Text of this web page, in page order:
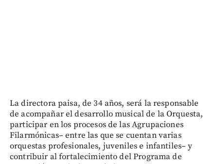
La directora paisa, de 34 años, será la responsable
de acompañar el desarrollo musical de la Orquesta,
participar en los procesos de las Agrupaciones
Filarmónicas– entre las que se cuentan varias
orquestas profesionales, juveniles e infantiles– y
contribuir al fortalecimiento del Programa de